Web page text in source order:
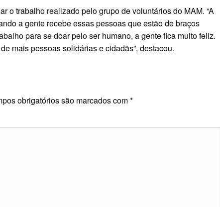
o trabalho realizado pelo grupo de voluntários do MAM. “A
a gente recebe essas pessoas que estão de braços
para se doar pelo ser humano, a gente fica muito feliz.
mais pessoas solidárias e cidadãs”, destacou.
obrigatórios são marcados com*